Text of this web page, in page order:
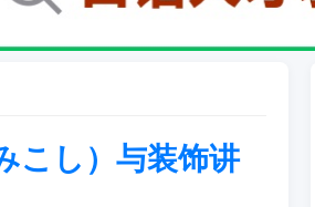
こし）与装饰讲